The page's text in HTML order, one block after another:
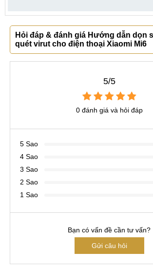
Hỏi đáp & đánh giá Hướng dẫn dọn
quét virut cho điện thoại Xiaomi Mi6
5/5
0 đánh giá và hỏi đáp
5 Sao
4 Sao
3 Sao
2 Sao
1 Sao
Bạn có vấn đề cần tư vấn?
Gửi câu hỏi